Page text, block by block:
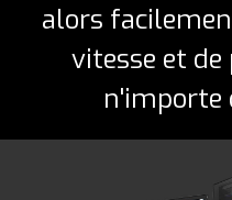
alors
vitesse et
n'importe